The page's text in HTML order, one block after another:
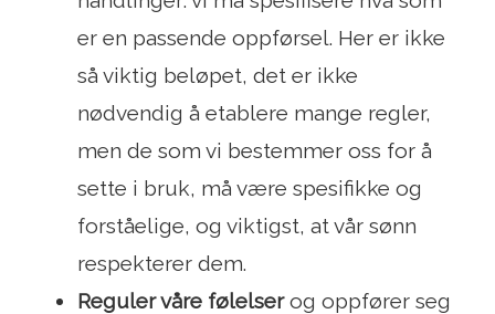
er en passende oppførsel. Her er ikke
så viktig beløpet, det er ikke
nødvendig å etablere mange regler,
men de som vi bestemmer oss for å
sette i bruk, må være spesifikke og
forståelige, og viktigst, at vår sønn
respekterer dem.
Reguler våre følelserog oppfører seg